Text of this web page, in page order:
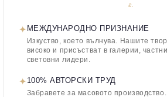
г.
✦ МЕЖДУНАРОДНО ПРИЗНАНИЕ
Изкуство, което вълнува. Нашите
високо и присъстват в галерии,
световни лидери.
✦ 100% АВТОРСКИ ТРУД
Забравете за масовото